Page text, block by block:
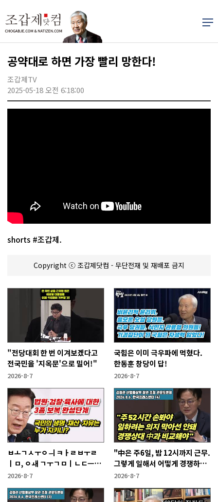
공약대로 하면 가장 빨리 망한다!
조갑제TV
2025-05-18 오전 6:18:00
shorts #조갑제.
Copyright ⓒ 조갑제닷컴 - 무단전재 및 재배포 금지
"전당대회 한 번 이겨보겠다고
전국민을 '지옥문'으로 밀어!"
2026-8-7
국힘은 이미 극우파에 먹혔다.
한동훈 창당이 답!
2026-8-7
ㅂㅗㄱㅅㅜㅇㅢ ㅋㅏㄹㅂㅜㄹ
ㅣㅁ, ㅇㅙ ㄱㅜㄱㅁㅣㄴㄷㅡㄹ
ㅇㅣ ㄷㅏㅇㅎㅐㅇㅑ ㅎㅏㄴㅏ?
2026-8-7
"中은 주6일, 밤 12시까지 근무.
그렇게 일해서 어떻게 경쟁하냐
반문하더라"
2026-8-7